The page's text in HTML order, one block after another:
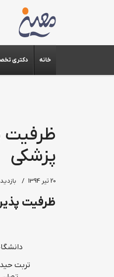
خانه دکتری
ظرفیت
پزشکی
20 تیر 1394 بازدید:
ظرفیت
تربت